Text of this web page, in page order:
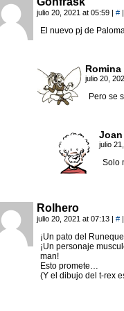
julio 20, 2021 at 05:59 | # |
El nuevo pj de
julio 20,
Pero se
Joan
julio
Solo
Rolhero
julio 20, 2021 at 07:13 | # |
¡Un pato del
¡Un personaje
man!
Esto promete…
(Y el dibujo del t-rex